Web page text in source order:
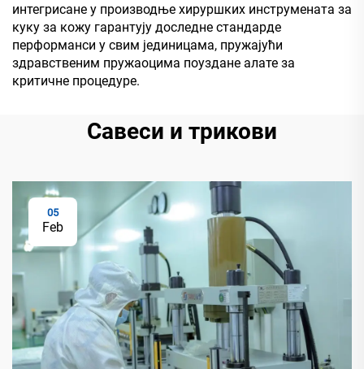
интегрисане у производње хируршких инструмената за
куку за кожу гарантују доследне стандарде
перформанси у свим јединицама, пружајући
здравственим пружаоцима поуздане алате за
критичне процедуре.
Савеси и трикови
05
Feb